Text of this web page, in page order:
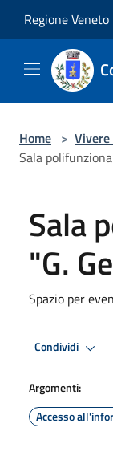
Regione Veneto
Home >
Sala
Sala
"G.
Spazio per
Condividi
Argomenti:
Accesso